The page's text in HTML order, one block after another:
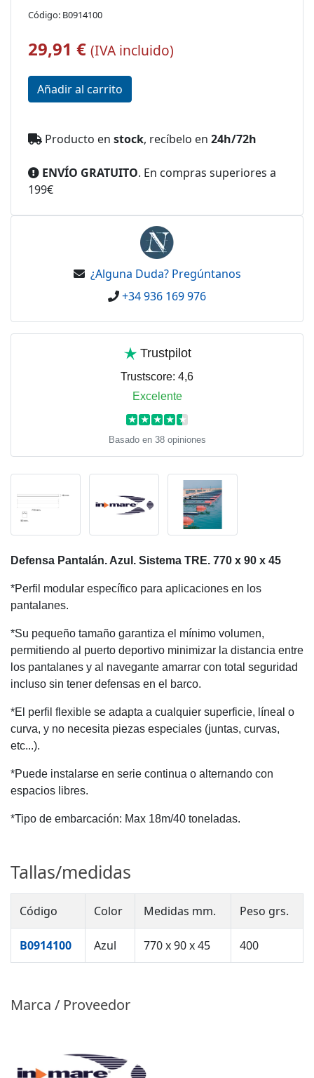
Código: B0914100
29,91 € (IVA incluido)
Producto en stock, recíbelo en 24h/72h
ENVÍO GRATUITO. En compras superiores a
199€
¿Alguna Duda? Pregúntanos
+34 936 169 976
Trustpilot
Trustscore: 4,6
Excelente
★ ★ ★ ★ ★
Basado en 38 opiniones
Defensa Pantalán. Azul. Sistema TRE. 770 x 90 x 45
*Perfil modular específico para aplicaciones en los
pantalanes.
*Su pequeño tamaño garantiza el mínimo volumen,
permitiendo al puerto deportivo minimizar la distancia entre
los pantalanes y al navegante amarrar con total seguridad
incluso sin tener defensas en el barco.
*El perfil flexible se adapta a cualquier superficie, líneal o
curva, y no necesita piezas especiales (juntas, curvas,
etc...).
*Puede instalarse en serie continua o alternando con
espacios libres.
*Tipo de embarcación: Max 18m/40 toneladas.
Tallas/medidas
Código Color Medidas mm. Peso grs.
B0914100 Azul 770 x 90 x 45 400
Marca / Proveedor